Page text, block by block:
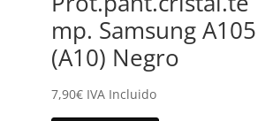
mp. Samsung A105
(A10) Negro
7,90€ IVA Incluido